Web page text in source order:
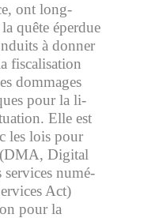
ont long­
quête éper­due
à don­ner
fis­ca­li­sa­tion
dom­mages
pour la li­
Elle est
les lois pour
Digital
ser­vices nu­mé­
Act)
pour la